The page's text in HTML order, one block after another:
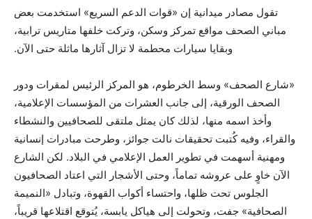
تقول مصادر ميدانية إن «قوات الدعم السريع» استخدمت بعض
مباني الصحف مواقع تمركز وسكن، وتركت خلفها متاريس ترابية،
وبقايا سيارات محطمة لا تزال آثارها ماثلة حتى الآن.
«شارع الصحف» وسط الخرطوم، هو المركز الرئيس لمقرات ودور
الصحف الورقية، إلى جانب العشرات من المؤسسات الإعلامية،
وأخذ اسمه منها، لذلك كان يمثل ملتقى للصحافيين والنشطاء
والقراء، وفيه كُتبت تحقيقات نالت جوائز، وطرحت مبادرات إنسانية
ومهنية أسهمت في تطوير العمل الإعلامي في البلاد. لكن الشارع
الآن خاوٍ على عروشه تماماً، وحتى الأشجار التي اعتاد الصحافيون
الجلوس تحت ظلها، واحتساء أكواب القهوة، وتبادل «النميمة
الصحافية» جفت، وتحولت إلى هياكل يابسة، يُتوقع اقتلاعها قريباً،